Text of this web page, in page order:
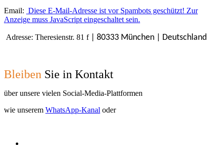
Email: Diese E-Mail-Adresse ist vor Spambots geschützt! Zur
Anzeige muss JavaScript eingeschaltet sein.
Adresse: Theresienstr. 81 f | 80333 München | Deutschland
Bleiben Sie in Kontakt
über unsere vielen Social-Media-Plattformen
wie unserem WhatsApp-Kanal oder